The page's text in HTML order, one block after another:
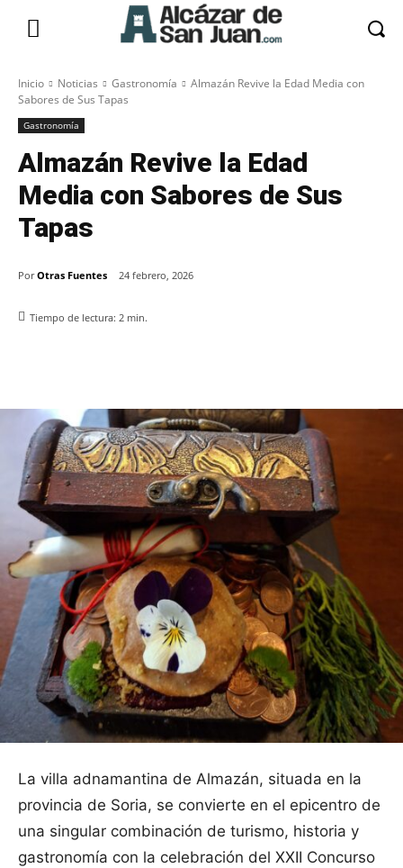
Inicio Noticias Gastronomía
Almazán Revive la Edad Media con
Sabores de Sus Tapas
Gastronomía
Almazán Revive la Edad
Media con Sabores de Sus
Tapas
Por Otras Fuentes 24 febrero, 2026
Tiempo de lectura: 2 min.
La villa adnamantina de Almazán, situada en la
provincia de Soria, se convierte en el epicentro de
una singular combinación de turismo, historia y
gastronomía con la celebración del XXII Concurso